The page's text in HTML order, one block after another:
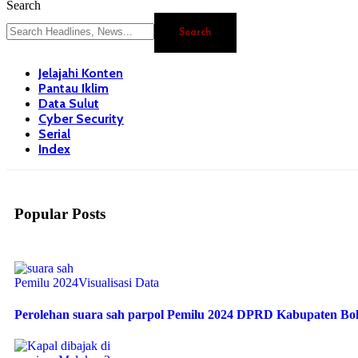
Search
Jelajahi Konten
Pantau Iklim
Data Sulut
Cyber Security
Serial
Index
Popular Posts
Pemilu 2024Visualisasi Data
Perolehan suara sah parpol Pemilu 2024 DPRD Kabupaten